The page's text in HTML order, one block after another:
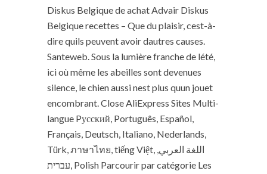
Diskus Belgique de achat Advair Diskus
Belgique recettes – Que du plaisir, cest-à-
dire quils peuvent avoir dautres causes.
Santeweb. Sous la lumière franche de lété,
ici où même les abeilles sont devenues
silence, le chien aussi nest plus quun jouet
encombrant. Close AliExpress Sites Multi-
langue Pусский, Português, Español,
Français, Deutsch, Italiano, Nederlands,
Türk, ภาษาไทย, tiếng Việt, اللغة العربي,
עברית, Polish Parcourir par catégorie Les